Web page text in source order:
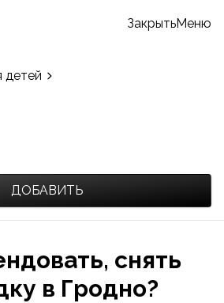
детей
ДОБАВИТЬ
ЗакрытьМеню
снять
в Гродно?